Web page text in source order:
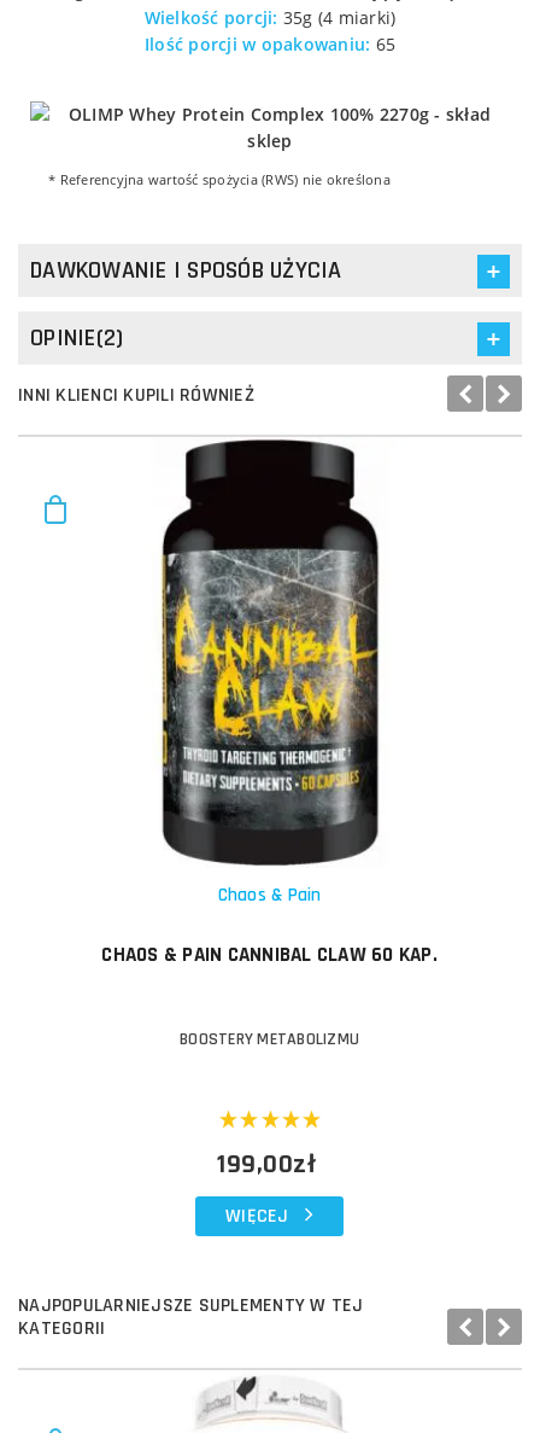
Wielkość porcji: 35g (4 miarki)
Ilość porcji w opakowaniu: 65
* Referencyjna wartość spożycia (RWS) nie określona
DAWKOWANIE I SPOSÓB UŻYCIA
OPINIE(2)
INNI KLIENCI KUPILI RÓWNIEŻ
Chaos & Pain
CHAOS & PAIN CANNIBAL CLAW 60 KAP.
BOOSTERY METABOLIZMU
199,00zł
WIĘCEJ
NAJPOPULARNIEJSZE SUPLEMENTY W TEJ
KATEGORII